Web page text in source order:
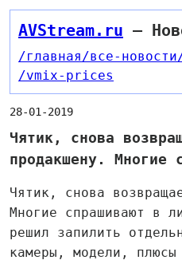
AVStream.ru —
/главная/все-новости
/vmix-prices
28-01-2019
Чятик, снова
продакшену. Многие
Чятик, снова
Многие спрашивают в
решил запилить
камеры, модели, плюсы